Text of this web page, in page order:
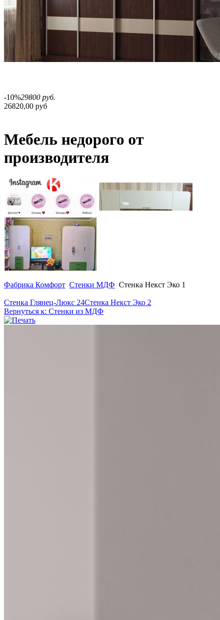
-10%29800 руб.
26820,00 руб
Мебель недорого от
производителя
Фабрика Комфорт Стенки МДФ Стенка Некст Эко 1
Стенка Глянец-Люкс 24Стенка Некст Эко 2
Вернуться к: Стенки из МДФ